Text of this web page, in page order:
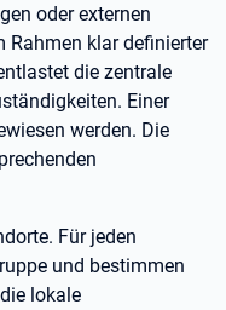
oder externen
Rahmen klar definierter
die zentrale
Einer
werden. Die
Für jeden
und bestimmen
lokale